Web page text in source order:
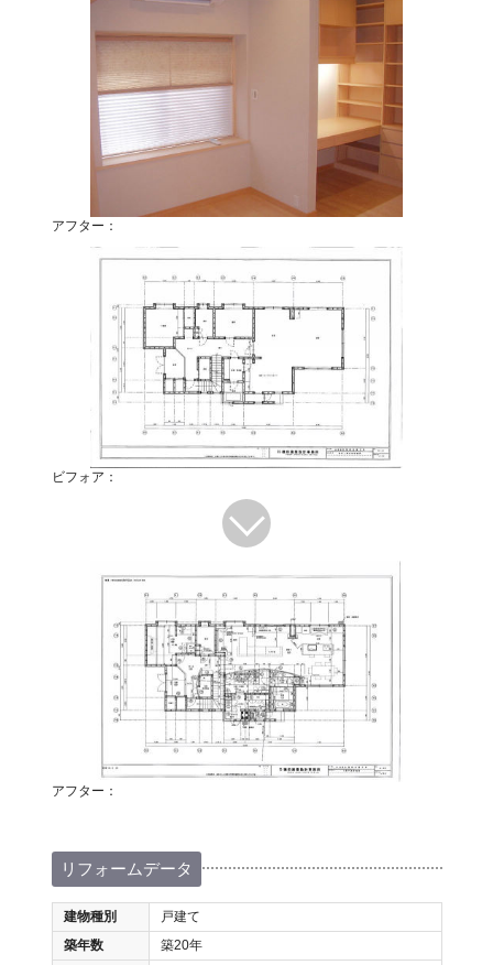
アフター：
ビフォア：
アフター：
リフォームデータ
建物種別
戸建て
築年数
築20年